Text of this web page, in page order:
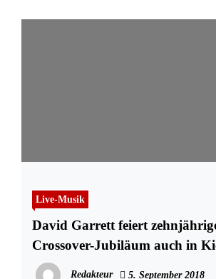
Live-Musik
David Garrett feiert
Crossover-Jubiläum auch in
Redakteur 5. September 2018